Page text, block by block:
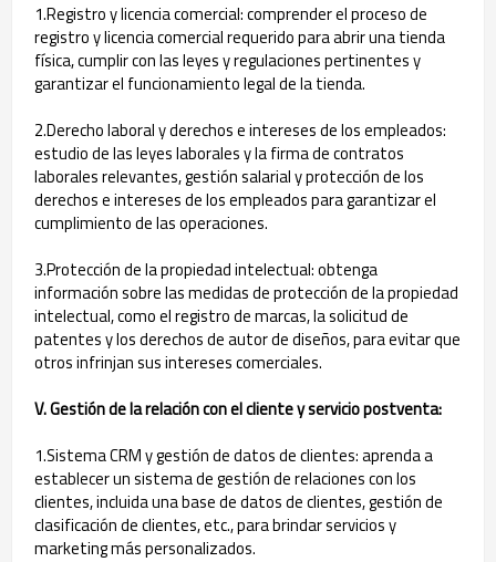
1.Registro y licencia comercial: comprender el proceso de
registro y licencia comercial requerido para abrir una tienda
física, cumplir con las leyes y regulaciones pertinentes y
garantizar el funcionamiento legal de la tienda.
2.Derecho laboral y derechos e intereses de los empleados:
estudio de las leyes laborales y la firma de contratos
laborales relevantes, gestión salarial y protección de los
derechos e intereses de los empleados para garantizar el
cumplimiento de las operaciones.
3.Protección de la propiedad intelectual: obtenga
información sobre las medidas de protección de la propiedad
intelectual, como el registro de marcas, la solicitud de
patentes y los derechos de autor de diseños, para evitar que
otros infrinjan sus intereses comerciales.
V. Gestión de la relación con el cliente y servicio postventa:
1.Sistema CRM y gestión de datos de clientes: aprenda a
establecer un sistema de gestión de relaciones con los
clientes, incluida una base de datos de clientes, gestión de
clasificación de clientes, etc., para brindar servicios y
marketing más personalizados.